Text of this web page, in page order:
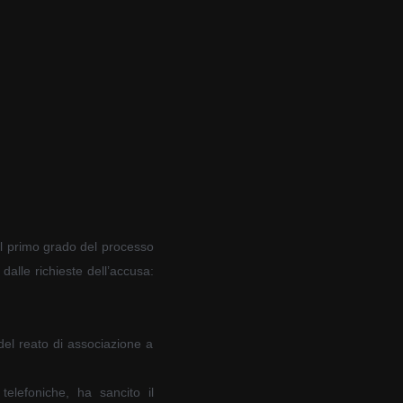
primo grado del processo
richieste dell’accusa:
reato di associazione a
ha sancito il